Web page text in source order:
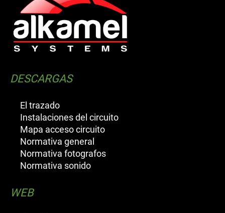
DESCARGAS
El trazado
Instalaciones del circuito
Mapa acceso circuito
Normativa general
Normativa fotografos
Normativa sonido
WEB